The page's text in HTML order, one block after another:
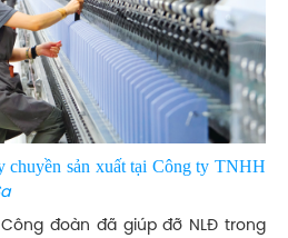
xuất tại Công ty TNHH
đoàn đã giúp đỡ NLĐ trong